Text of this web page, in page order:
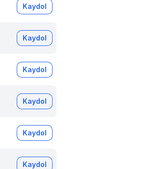
Kaydol
Kaydol
Kaydol
Kaydol
Kaydol
Kaydol